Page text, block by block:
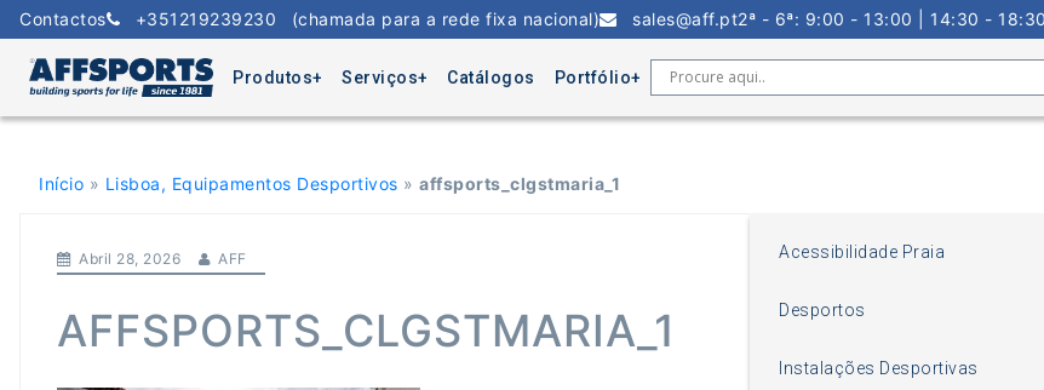
Skip
Contactos +351219239230 (chamada para a rede fixa nacional) sales@aff.pt2ª - 6ª: 9:00 - 13:00 | 14:30 - 18:30
Produtos Serviços Catálogos Portfólio
Início » Lisboa, Equipamentos Desportivos » affsports_clgstmaria_1
Abril 28, 2026 AFF
AFFSPORTS_CLGSTMARIA_1
Acessibilidade Praia
Desportos
Instalações Desportivas